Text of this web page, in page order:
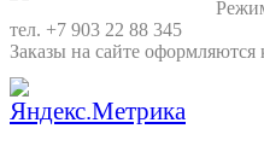
тел. +7 903 22 88 345
Заказы на сайте оформляются